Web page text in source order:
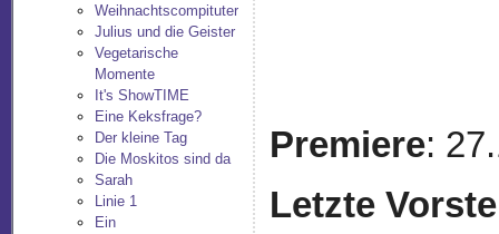
Weihnachtscompituter
Julius und die Geister
Vegetarische
Momente
It's ShowTIME
Eine Keksfrage?
Der kleine Tag
Die Moskitos sind da
Sarah
Linie 1
Ein
Premiere:
Letzte